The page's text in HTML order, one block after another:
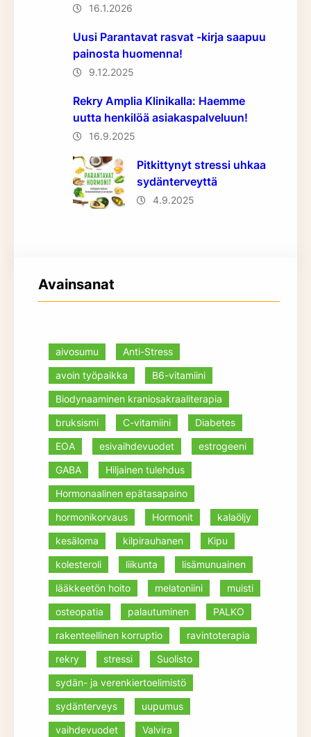
16.1.2026
Uusi Parantavat rasvat -kirja saapuu
painosta huomenna!
9.12.2025
Rekry Amplia Klinikalla: Haemme
uutta henkilöä asiakaspalveluun!
16.9.2025
Pitkittynyt stressi uhkaa
sydänterveyttä
4.9.2025
Avainsanat
aivosumu
Anti-Stress
avoin työpaikka
B6-vitamiini
Biodynaaminen kraniosakraaliterapia
bruksismi
C-vitamiini
Diabetes
EOA
esivaihdevuodet
estrogeeni
GABA
Hiljainen tulehdus
Hormonaalinen epätasapaino
hormonikorvaus
Hormonit
kalaöljy
kesäloma
kilpirauhanen
Kipu
kolesteroli
liikunta
lisämunuainen
lääkkeetön hoito
melatoniini
muisti
osteopatia
palautuminen
PALKO
rakenteellinen korruptio
ravintoterapia
rekry
stressi
Suolisto
sydän- ja verenkiertoelimistö
sydänterveys
uupumus
vaihdevuodet
Valvira